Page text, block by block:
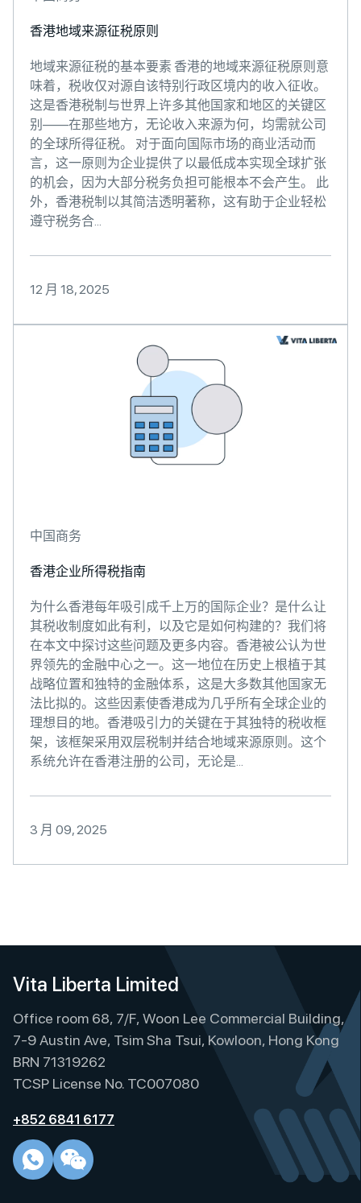
香港地域来源征税原则
地域来源征税的基本要素 香港的地域来源征税原则意
味着，税收仅对源自该特别行政区境内的收入征收。
这是香港税制与世界上许多其他国家和地区的关键区
别——在那些地方，无论收入来源为何，均需就公司
的全球所得征税。 对于面向国际市场的商业活动而
言，这一原则为企业提供了以最低成本实现全球扩张
的机会，因为大部分税务负担可能根本不会产生。 此
外，香港税制以其简洁透明著称，这有助于企业轻松
遵守税务合...
12 月 18, 2025
中国商务
香港企业所得税指南
为什么香港每年吸引成千上万的国际企业？是什么让
其税收制度如此有利，以及它是如何构建的？我们将
在本文中探讨这些问题及更多内容。香港被公认为世
界领先的金融中心之一。这一地位在历史上根植于其
战略位置和独特的金融体系，这是大多数其他国家无
法比拟的。这些因素使香港成为几乎所有全球企业的
理想目的地。香港吸引力的关键在于其独特的税收框
架，该框架采用双层税制并结合地域来源原则。这个
系统允许在香港注册的公司，无论是...
3 月 09, 2025
Vita Liberta Limited
Office room 68, 7/F, Woon Lee Commercial Building,
7-9 Austin Ave, Tsim Sha Tsui, Kowloon, Hong Kong
BRN 71319262
TCSP License No. TC007080
+852 6841 6177